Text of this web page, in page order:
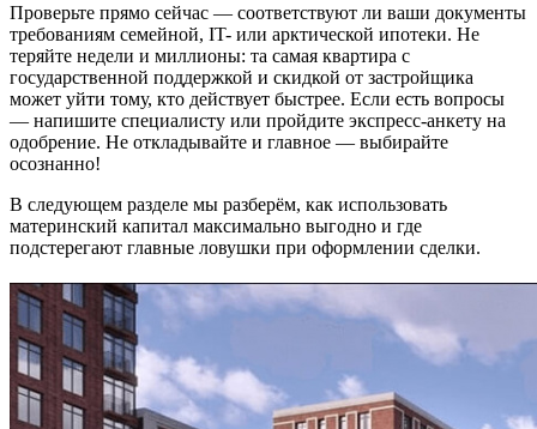
Проверьте прямо сейчас — соответствуют ли ваши документы
требованиям семейной, IT- или арктической ипотеки. Не
теряйте недели и миллионы: та самая квартира с
государственной поддержкой и скидкой от застройщика
может уйти тому, кто действует быстрее. Если есть вопросы
— напишите специалисту или пройдите экспресс-анкету на
одобрение. Не откладывайте и главное — выбирайте
осознанно!
В следующем разделе мы разберём, как использовать
материнский капитал максимально выгодно и где
подстерегают главные ловушки при оформлении сделки.